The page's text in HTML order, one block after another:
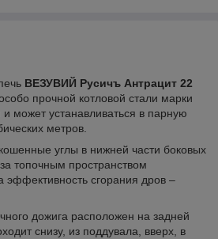
ВЕЗУВИЙ Русичъ Антрацит 22
прочной котловой стали марки
может устанавливаться в парную
метров.
углы в нижней части боковых
топочным пространством
сгорания дров –
дожига расположен на задней
снизу, из поддувала, вверх, в